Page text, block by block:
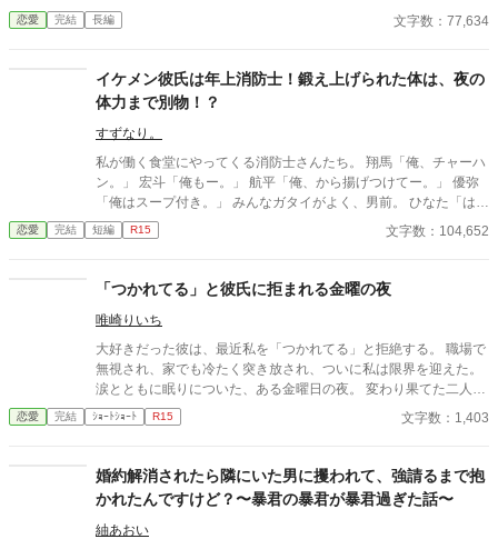
思えた。しかし、死が私を迎えたとき、不可能なことが起きた―
―私は同じ回廊で、祭壇の前で目を覚まし、あらゆる涙、嘘、そ
得た私は、ただ一つの使命を持つ――真実を突き止め、奪われた
ものを取り戻し、私を破滅させた者たちにその代償を払わせる。
もはや、何も以前のままではない。何も許されない。
恋愛 完結 長編 文字数：77,634
イケメン彼氏は年上消防士！鍛え上げられた体は、夜の
体力まで別物！？
すずなり。
私が働く食堂にやってくる消防士さんたち。 翔馬「俺、チャーハ
ン。」 宏斗「俺もー。」 航平「俺、から揚げつけてー。」 優弥
「俺はスープ付き。」 みんなガタイがよく、男前。 ひなた「はー
いっ。ちょっと待ってくださいねーっ。」 慌ただしい昼時を過ぎ
ると、私の仕事は終わる。 終わった後、私は行かなきゃいけない
ー。」 保育園に迎えに行かなきゃいけない子、『太陽』。 私は子
供と一緒に・・・暮らしてる。 ーーーーーーーーーーーーーーー
ー 翔馬「おいおい嘘だろ？」 宏斗「子供・・・いたんだ・・。」
航平「いくつん時の子だよ・・・・。」 優弥「マジか・・・。」
消防署で開かれたお祭りに連れて行った太陽。 太陽の存在を知っ
た一人の消防士さんが・・・私に言った。 「俺は太陽がいてもい
だ。・・・絶対振り向かせるから覚悟しとけよ？」 ※お話に出て
ルが薄氷なもので・・・すみません。 言葉も足りませんが読んで
いただけたら幸いです。 楽しんでいただけたら嬉しく思います。
恋愛 完結 短編 R15 文字数：104,652
「つかれてる」と彼氏に拒まれる金曜の夜
唯崎りいち
大好きだった彼は、最近私を「つかれてる」と拒絶する。 職場で
無視され、家でも冷たく突き放され、ついに私は限界を迎えた。
涙とともに眠りについた、ある金曜日の夜。 変わり果てた二人の
関係は、予想もしない結末を迎える。
恋愛 完結 ｼｮｰﾄｼｮｰﾄ R15 文字数：1,403
婚約解消されたら隣にいた男に攫われて、強請るまで抱
かれたんですけど？〜暴君の暴君が暴君過ぎた話〜
紬あおい